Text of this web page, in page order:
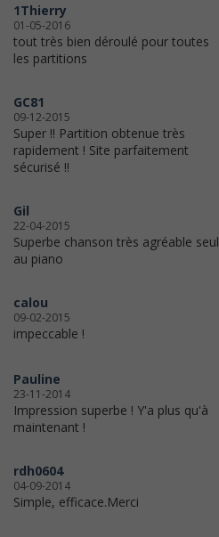
1Thierry
01-05-2016
tout très bien déroulé pour toutes
les partitions
GC81
09-12-2015
Super !! Partition obtenue très
rapidement ! Site parfaitement
sécurisé !!
Gil
22-04-2015
Superbe chanson très agréable seul
au piano
calou
09-02-2015
impeccable !
Pauline
23-11-2014
Impression superbe ! Y'a plus qu'à
maintenant !
rdh0604
04-09-2014
Simple, efficace.Merci